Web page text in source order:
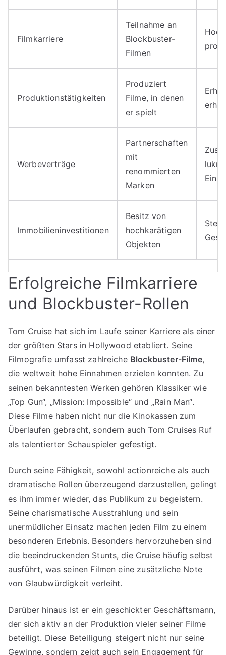
Filmkarriere
Teilnahme an
Blockbuster-
Filmen
Produktionstätigkeiten
Produziert
Filme, in denen
er spielt
Werbeverträge
Partnerschaften
mit
renommierten
Marken
Immobilieninvestitionen
Besitz von
hochkarätigen
Objekten
Erfolgreiche Filmkarriere
und Blockbuster-Rollen
Tom Cruise hat sich im Laufe seiner Karriere als einer
der größten Stars in Hollywood etabliert. Seine
Filmografie umfasst zahlreiche Blockbuster-Filme,
die weltweit hohe Einnahmen erzielen konnten. Zu
seinen bekanntesten Werken gehören Klassiker wie
„Top Gun“, „Mission: Impossible“ und „Rain Man“.
Diese Filme haben nicht nur die Kinokassen zum
Überlaufen gebracht, sondern auch Tom Cruises Ruf
als talentierter Schauspieler gefestigt.
Durch seine Fähigkeit, sowohl actionreiche als auch
dramatische Rollen überzeugend darzustellen, gelingt
es ihm immer wieder, das Publikum zu begeistern.
Seine charismatische Ausstrahlung und sein
unermüdlicher Einsatz machen jeden Film zu einem
besonderen Erlebnis. Besonders hervorzuheben sind
die beeindruckenden Stunts, die Cruise häufig selbst
ausführt, was seinen Filmen eine zusätzliche Note
von Glaubwürdigkeit verleiht.
Darüber hinaus ist er ein geschickter Geschäftsmann,
der sich aktiv an der Produktion vieler seiner Filme
beteiligt. Diese Beteiligung steigert nicht nur seine
Gewinne, sondern zeigt auch sein Engagement für